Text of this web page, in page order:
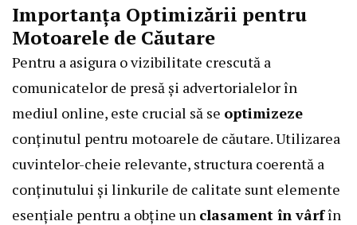
Importanța Optimizării pentru
Motoarele de Căutare
Pentru a asigura o vizibilitate crescută a
comunicatelor de presă și advertorialelor în
mediul online, este crucial să se optimizeze
conținutul pentru motoarele de căutare. Utilizarea
cuvintelor-cheie relevante, structura coerentă a
conținutului și linkurile de calitate sunt elemente
esențiale pentru a obține un clasament în vârfîn